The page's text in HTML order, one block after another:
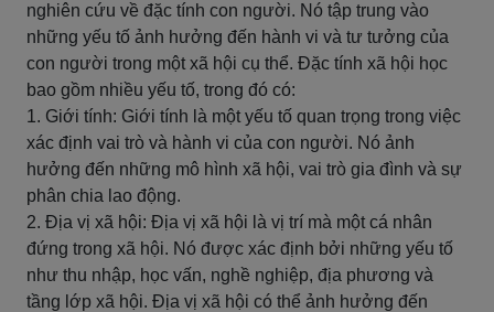
nghiên cứu về đặc tính con người. Nó tập trung vào
những yếu tố ảnh hưởng đến hành vi và tư tưởng của
con người trong một xã hội cụ thể. Đặc tính xã hội học
bao gồm nhiều yếu tố, trong đó có:
1. Giới tính: Giới tính là một yếu tố quan trọng trong việc
xác định vai trò và hành vi của con người. Nó ảnh
hưởng đến những mô hình xã hội, vai trò gia đình và sự
phân chia lao động.
2. Địa vị xã hội: Địa vị xã hội là vị trí mà một cá nhân
đứng trong xã hội. Nó được xác định bởi những yếu tố
như thu nhập, học vấn, nghề nghiệp, địa phương và
tầng lớp xã hội. Địa vị xã hội có thể ảnh hưởng đến